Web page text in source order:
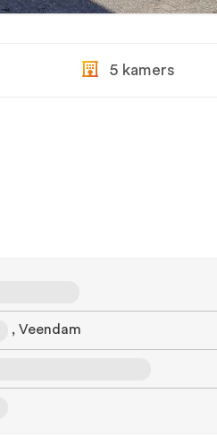
5 kamers
, Veendam